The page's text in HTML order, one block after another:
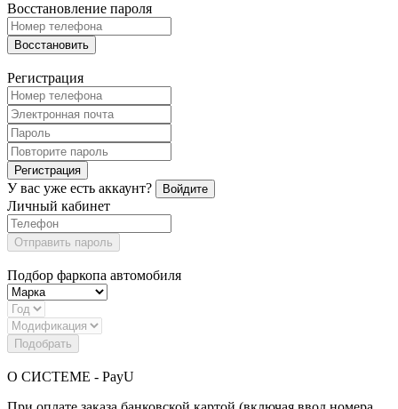
Восстановление пароля
Восстановить
Регистрация
Регистрация
У вас уже есть аккаунт? Войдите
Личный кабинет
Отправить пароль
Подбор фаркопа автомобиля
Подобрать
О СИСТЕМЕ - PayU